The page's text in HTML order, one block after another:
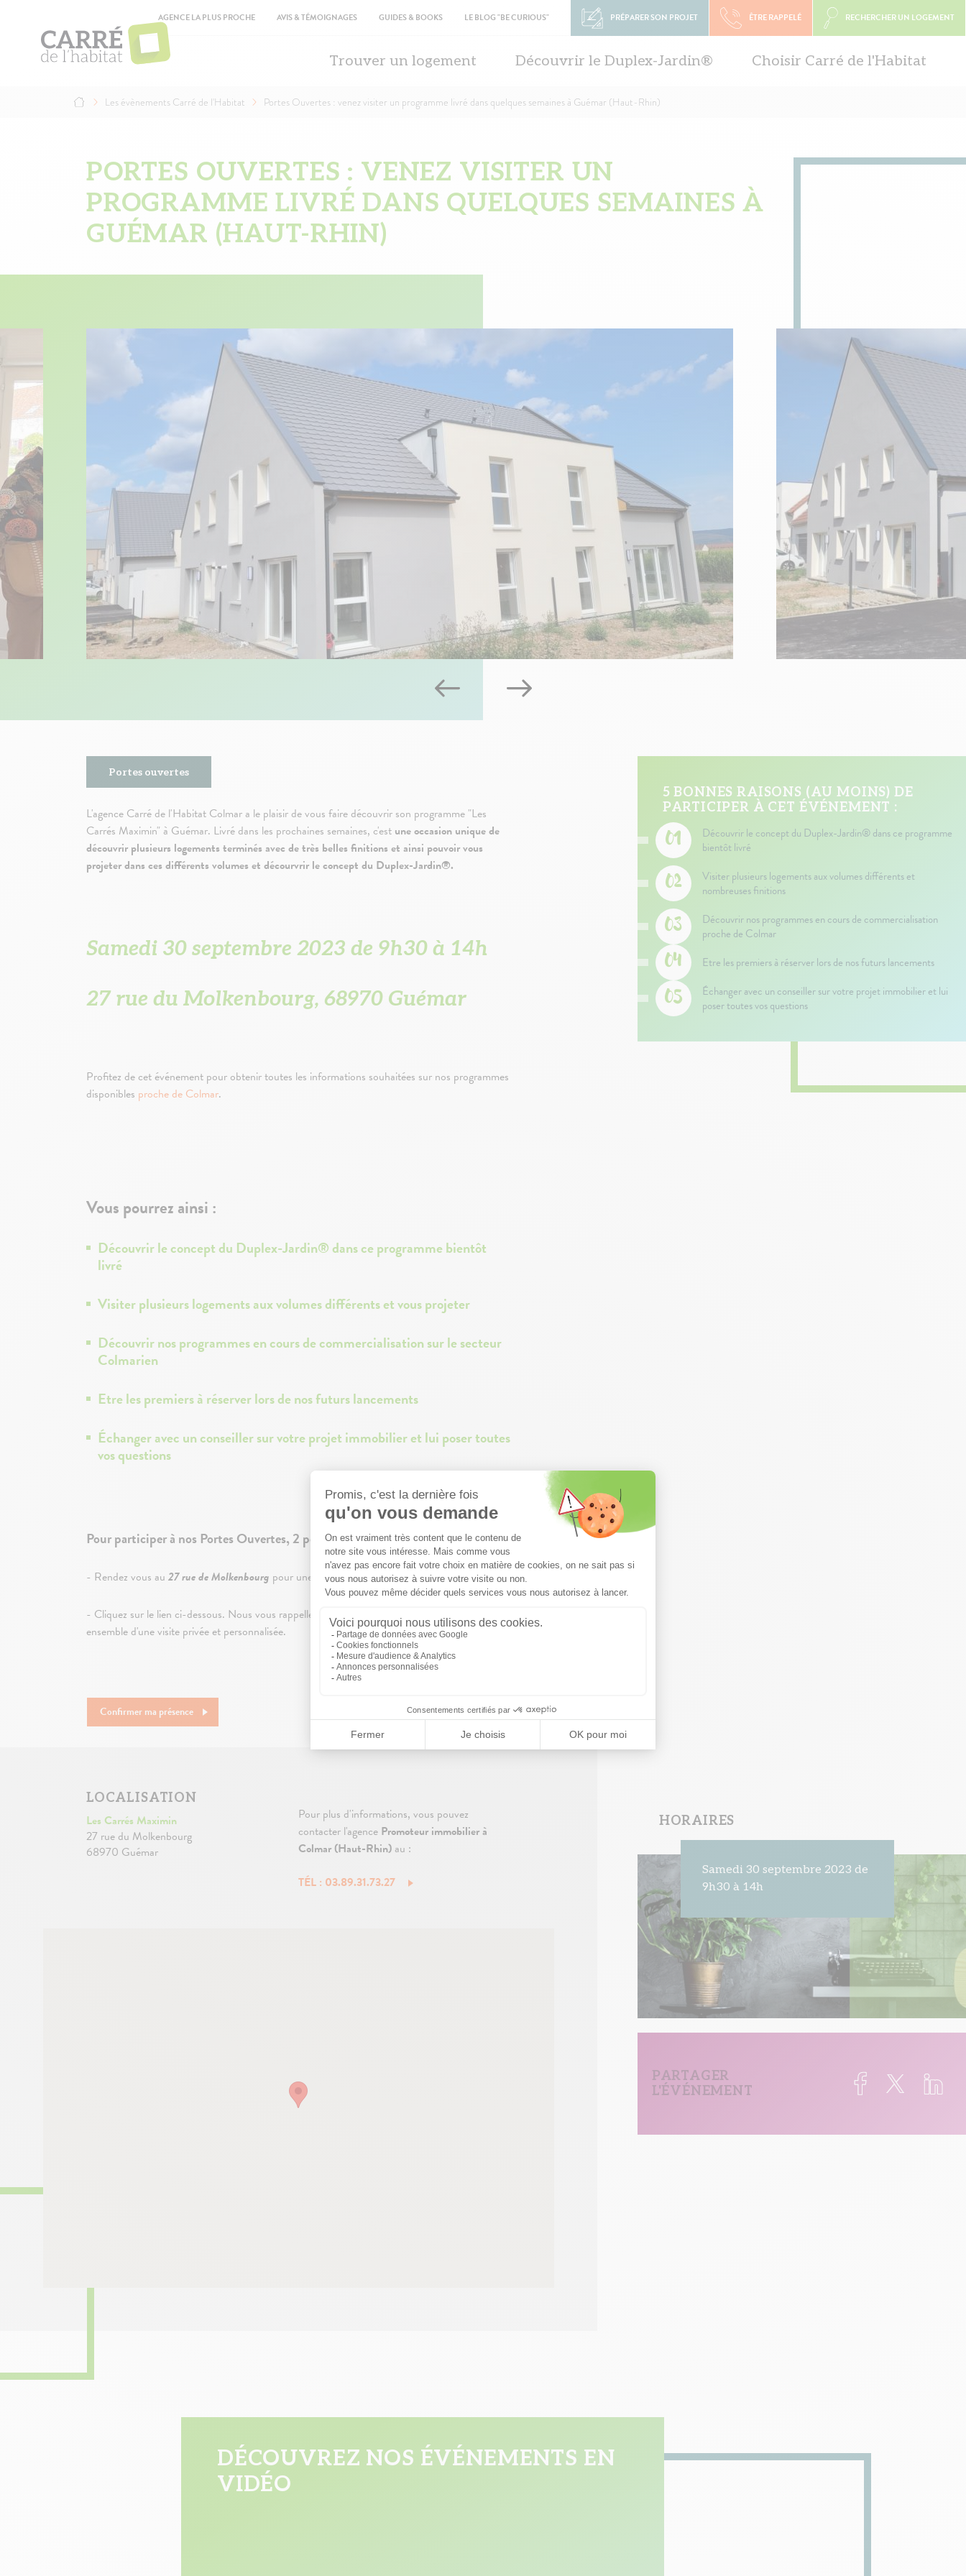
AGENCE LA PLUS PROCHE AVIS & TÉMOIGNAGES GUIDES & BOOKS LE BLOG "BE CURIOUS" PRÉPARER SON PROJET ÊTRE RAPPELÉ RECHERCHER UN LOGEMENT
navigation
Trouver un logement Découvrir le Duplex-Jardin® Choisir Carré de l'Habitat
Les évènements Carré de l'Habitat Portes Ouvertes : venez visiter un programme livré dans quelques semaines à Guémar (Haut-Rhin)
PORTES OUVERTES : VENEZ VISITER UN
PROGRAMME LIVRÉ DANS QUELQUES SEMAINES À
GUÉMAR (HAUT-RHIN)
Portes ouvertes
L'agence Carré de l'Habitat Colmar a le plaisir de vous faire découvrir son programme "Les
Carrés Maximin" à Guémar. Livré dans les prochaines semaines, c'est une occasion unique de
découvrir plusieurs logements terminés avec de très belles finitions et ainsi pouvoir vous
projeter dans ces différents volumes et décourvrir le concept du Duplex-Jardin®.
Samedi 30 septembre 2023 de 9h30 à 14h
27 rue du Molkenbourg, 68970 Guémar
Profitez de cet événement pour obtenir toutes les informations souhaitées sur nos programmes
disponibles proche de Colmar.
Vous pourrez ainsi :
Découvrir le concept du Duplex-Jardin® dans ce programme bientôt
livré
Visiter plusieurs logements aux volumes différents et vous projeter
Découvrir nos programmes en cours de commercialisation sur le secteur
Colmarien
Etre les premiers à réserver lors de nos futurs lancements
Échanger avec un conseiller sur votre projet immobilier et lui poser toutes
vos questions
Pour participer à nos Portes Ouvertes, 2 possibilités :
- Rendez vous au 27 rue de Molkenbourg pour une visite libre.
- Cliquez sur le lien ci-dessous. Nous vous rappellerons dans les plus brefs délais pour convenir
ensemble d'une visite privée et personnalisée.
Confirmer ma présence
5 BONNES RAISONS (AU MOINS) DE
PARTICIPER À CET ÉVÉNEMENT :
Découvrir le concept du Duplex-Jardin® dans ce programme
bientôt livré
Visiter plusieurs logements aux volumes différents et
nombreuses finitions
Découvrir nos programmes en cours de commercialisation
proche de Colmar
Etre les premiers à réserver lors de nos futurs lancements
Échanger avec un conseiller sur votre projet immobilier et lui
poser toutes vos questions
HORAIRES
Samedi 30 septembre 2023 de
9h30 à 14h
PARTAGER
L'ÉVÉNEMENT
LOCALISATION
Les Carrés Maximin
27 rue du Molkenbourg
68970 Guémar
Pour plus d'informations, vous pouvez
contacter l'agence Promoteur immobilier à
Colmar (Haut-Rhin) au :
TÉL : 03.89.31.73.27
DÉCOUVREZ NOS ÉVÉNEMENTS EN
VIDÉO